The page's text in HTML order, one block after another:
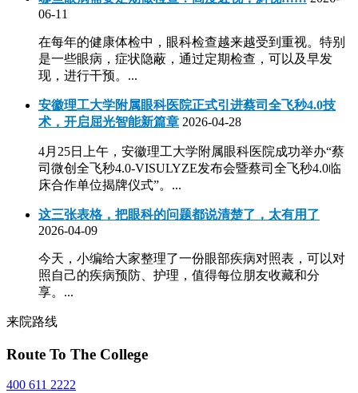
06-11
在每年的健康体检中，眼科检查越来越受到重视。特别
是一些眼病，症状隐蔽，通过定期检查，可以及早发
现，进行干预。...
安徽理工大学附属眼科医院正式引进蔡司全飞秒4.0技
术，开启屈光智能新篇章 2026-04-28
4月25日上午，安徽理工大学附属眼科医院成功举办“蔡
司微创全飞秒4.0-VISULYZE发布会暨蔡司全飞秒4.0临
床合作单位揭牌仪式”。...
这三张表格，把眼科的问题都说清楚了，太有用了
2026-04-09
今天，小编给大家整理了一份眼部疾病对照表，可以对
照自己的疾病预防、护理，值得每位朋友收藏和分
享。...
来院路线
Route To The College
400 611 2222